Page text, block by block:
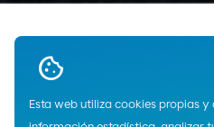
Esta web utiliza cookies propias
Home